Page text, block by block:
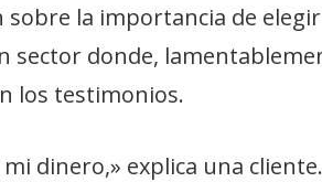
la importancia de
sector donde,
los testimonios.
dinero,» explica una